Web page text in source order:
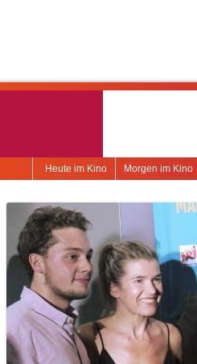
Morgen im Kino
Heute im Kino